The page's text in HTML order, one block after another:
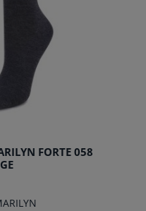
FORTE 058